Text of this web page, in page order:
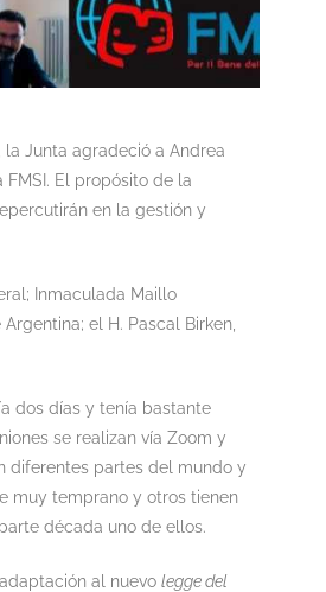
la Junta agradeció a Andrea
El propósito de la
en la gestión y
Inmaculada Maillo
el H. Pascal Birken,
dos días y tenía bastante
se realizan vía Zoom y
diferentes partes del mundo y
muy temprano y otros tienen
década uno de ellos.
al nuevo legge del